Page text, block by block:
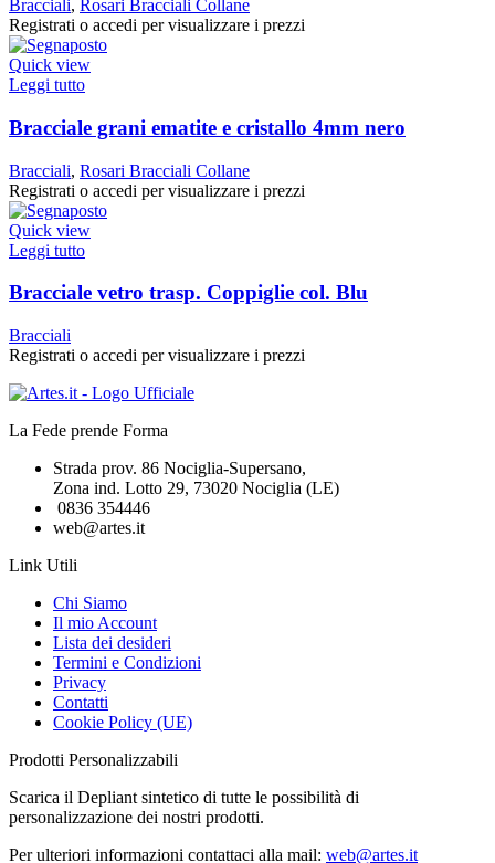
Bracciali, Rosari Bracciali Collane
Registrati o accedi per visualizzare i prezzi
Quick view
Leggi tutto
Bracciale grani ematite e cristallo 4mm nero
Bracciali, Rosari Bracciali Collane
Registrati o accedi per visualizzare i prezzi
Quick view
Leggi tutto
Bracciale vetro trasp. Coppiglie col. Blu
Bracciali
Registrati o accedi per visualizzare i prezzi
La Fede prende Forma
Strada prov. 86 Nociglia-Supersano,
Zona ind. Lotto 29, 73020 Nociglia (LE)
0836 354446
web@artes.it
Link Utili
Chi Siamo
Il mio Account
Lista dei desideri
Termini e Condizioni
Privacy
Contatti
Cookie Policy (UE)
Prodotti Personalizzabili
Scarica il Depliant sintetico di tutte le possibilità di
personalizzazione dei nostri prodotti.
Per ulteriori informazioni contattaci alla mail: web@artes.it